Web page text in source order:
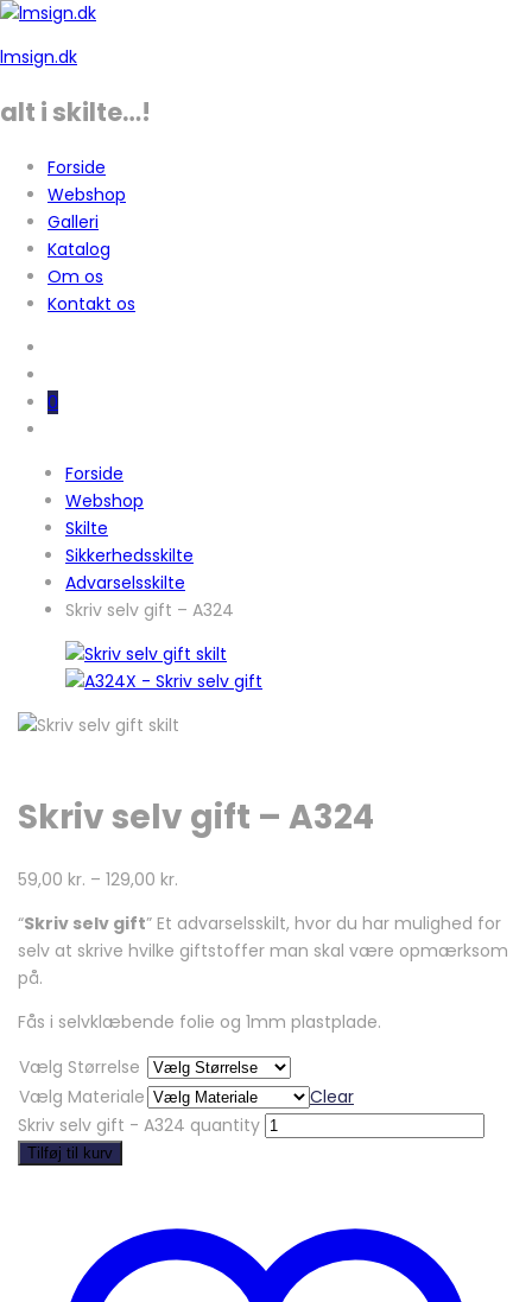
lmsign.dk
alt i skilte…!
Forside
Webshop
Galleri
Katalog
Om os
Kontakt os
0
Forside
Webshop
Skilte
Sikkerhedsskilte
Advarselsskilte
Skriv selv gift – A324
Skriv selv gift – A324
59,00 kr. – 129,00 kr.
“Skriv selv gift” Et advarselsskilt, hvor du har mulighed for
selv at skrive hvilke giftstoffer man skal være opmærksom
på.
Fås i selvklæbende folie og 1mm plastplade.
Vælg Størrelse
Vælg Materiale
Clear
Skriv selv gift - A324 quantity
Tilføj til kurv